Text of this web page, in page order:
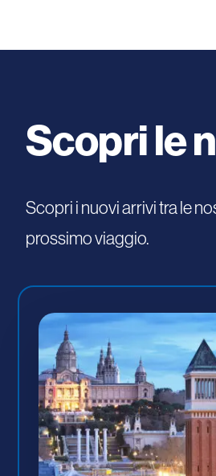
Scopri le
Scopri i nuovi arrivi tra le
prossimo viaggio.